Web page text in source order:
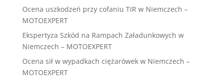
Ocena uszkodzeń przy cofaniu TIR w Niemczech –
MOTOEXPERT
Ekspertyza Szkód na Rampach Załadunkowych w
Niemczech – MOTOEXPERT
Ocena sił w wypadkach ciężarówek w Niemczech –
MOTOEXPERT